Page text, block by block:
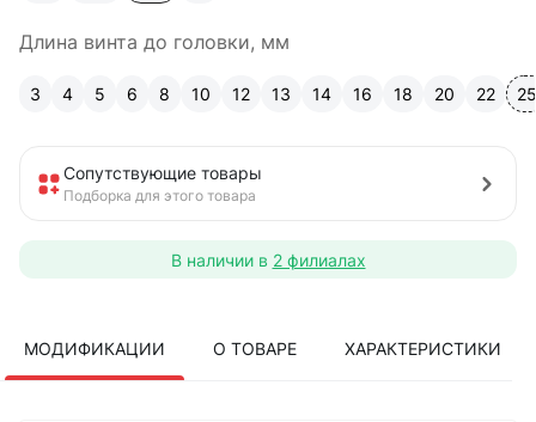
Длина винта до головки, мм
3 4 5 6 8 10 12 13 14 16 18 20 22 25
Сопутствующие товары
Подборка для этого товара
В наличии в 2 филиалах
МОДИФИКАЦИИ О ТОВАРЕ ХАРАКТЕРИСТИКИ